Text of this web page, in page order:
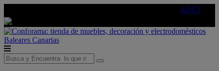
AQUÍ
Baleares Canarias